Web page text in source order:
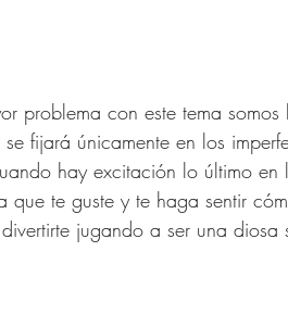
problema con este tema
fijará únicamente en los
hay excitación lo último en
te guste y te haga sentir
jugando a ser una diosa